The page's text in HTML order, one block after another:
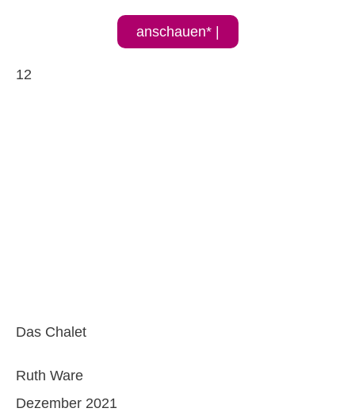
anschauen* |
12
Das Chalet
Ruth Ware
Dezember 2021